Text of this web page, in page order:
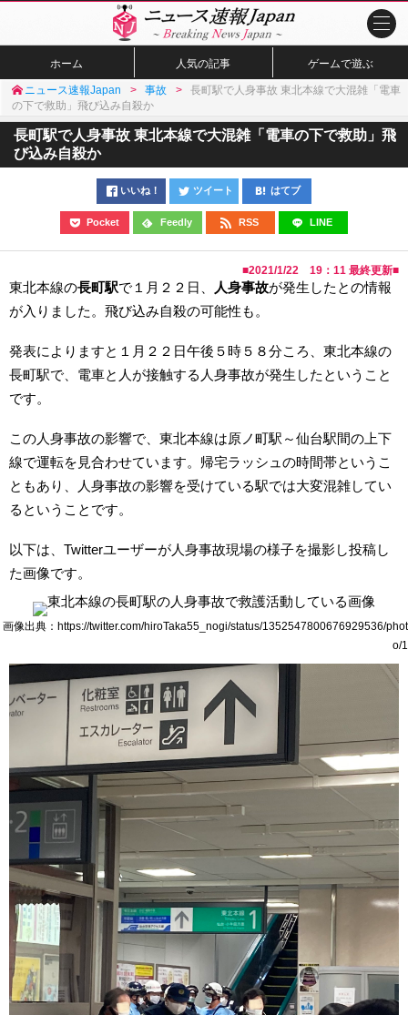
ホーム 人気の記事 ゲームで遊ぶ
ニュース速報Japan 事故
長町駅で人身事故 東北本線で大混雑「電車
の下で救助」飛び込み自殺か
長町駅で人身事故 東北本線で大混雑「電車の下で救助」飛
び込み自殺か
いいね！ ツイート はてブ
Pocket Feedly RSS LINE
■2021/1/22 19：11 最終更新■
東北本線の長町駅で１月２２日、 人身事故が発生したとの情報
が入りました。飛び込み自殺の可能性も。
発表によりますと１月２２日午後５時５８分ころ、東北本線の
長町駅で、電車と人が接触する人身事故が発生したということ
です。
この人身事故の影響で、東北本線は原ノ町駅～仙台駅間の上下
線で運転を見合わせています。帰宅ラッシュの時間帯というこ
ともあり、人身事故の影響を受けている駅では大変混雑してい
るということです。
以下は、Twitterユーザーが人身事故現場の様子を撮影し投稿し
た画像です。
画像出典：https://twitter.com/hiroTaka55_nogi/status/1352547800676929536/phot
o/1